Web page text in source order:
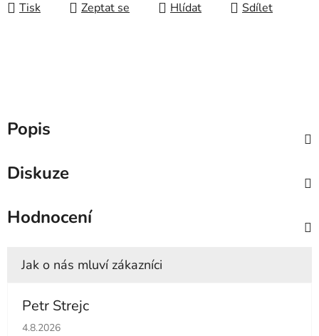
Tisk
Zeptat se Hlídat Sdílet
Popis
Diskuze
Hodnocení
Petr Strejc
Hodnocení obchodu je 5 z 5 hvězdiček.
4.8.2026